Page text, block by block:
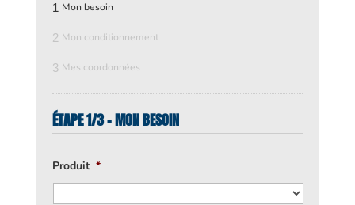
1 Mon besoin
2 Mon conditionnement
3 Mes coordonnées
ÉTAPE 1/3 - MON BESOIN
Produit *